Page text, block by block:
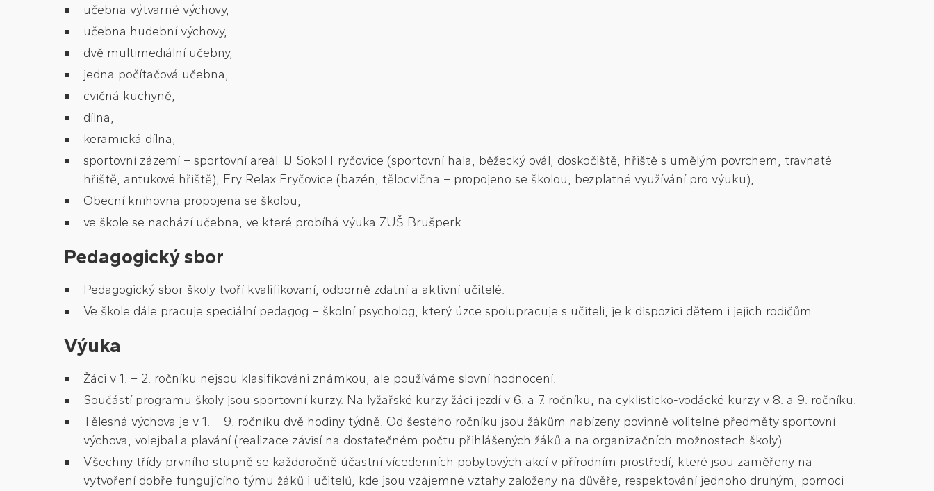
učebna výtvarné výchovy,
učebna hudební výchovy,
dvě multimediální učebny,
jedna počítačová učebna,
cvičná kuchyně,
dílna,
keramická dílna,
sportovní zázemí – sportovní areál TJ Sokol Fryčovice (sportovní hala, běžecký ovál, doskočiště, hřiště s umělým povrchem, travnaté
hřiště, antukové hřiště), Fry Relax Fryčovice (bazén, tělocvična – propojeno se školou, bezplatné využívání pro výuku),
Obecní knihovna propojena se školou,
ve škole se nachází učebna, ve které probíhá výuka ZUŠ Brušperk.
Pedagogický sbor
Pedagogický sbor školy tvoří kvalifikovaní, odborně zdatní a aktivní učitelé.
Ve škole dále pracuje speciální pedagog – školní psycholog, který úzce spolupracuje s učiteli, je k dispozici dětem i jejich rodičům.
Výuka
Žáci v 1. – 2. ročníku nejsou klasifikováni známkou, ale používáme slovní hodnocení.
Součástí programu školy jsou sportovní kurzy. Na lyžařské kurzy žáci jezdí v 6. a 7. ročníku, na cyklisticko-vodácké kurzy v 8. a 9. ročníku.
Tělesná výchova je v 1. – 9. ročníku dvě hodiny týdně. Od šestého ročníku jsou žákům nabízeny povinně volitelné předměty sportovní
výchova, volejbal a plavání (realizace závisí na dostatečném počtu přihlášených žáků a na organizačních možnostech školy).
Všechny třídy prvního stupně se každoročně účastní vícedenních pobytových akcí v přírodním prostředí, které jsou zaměřeny na
vytvoření dobře fungujícího týmu žáků i učitelů, kde jsou vzájemné vztahy založeny na důvěře, respektování jednoho druhým, pomoci